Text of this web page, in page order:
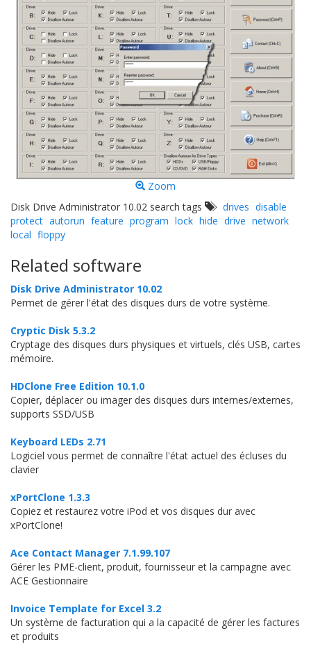
Zoom
Disk Drive Administrator 10.02 search tags
drives disable
protect autorun feature program lock hide drive network
local floppy
Related software
Disk Drive Administrator 10.02
Permet de gérer l'état des disques durs de votre système.
Cryptic Disk 5.3.2
Cryptage des disques durs physiques et virtuels, clés USB, cartes
mémoire.
HDClone Free Edition 10.1.0
Copier, déplacer ou imager des disques durs internes/externes,
supports SSD/USB
Keyboard LEDs 2.71
Logiciel vous permet de connaître l'état actuel des écluses du
clavier
xPortClone 1.3.3
Copiez et restaurez votre iPod et vos disques dur avec
xPortClone!
Ace Contact Manager 7.1.99.107
Gérer les PME-client, produit, fournisseur et la campagne avec
ACE Gestionnaire
Invoice Template for Excel 3.2
Un système de facturation qui a la capacité de gérer les factures
et produits